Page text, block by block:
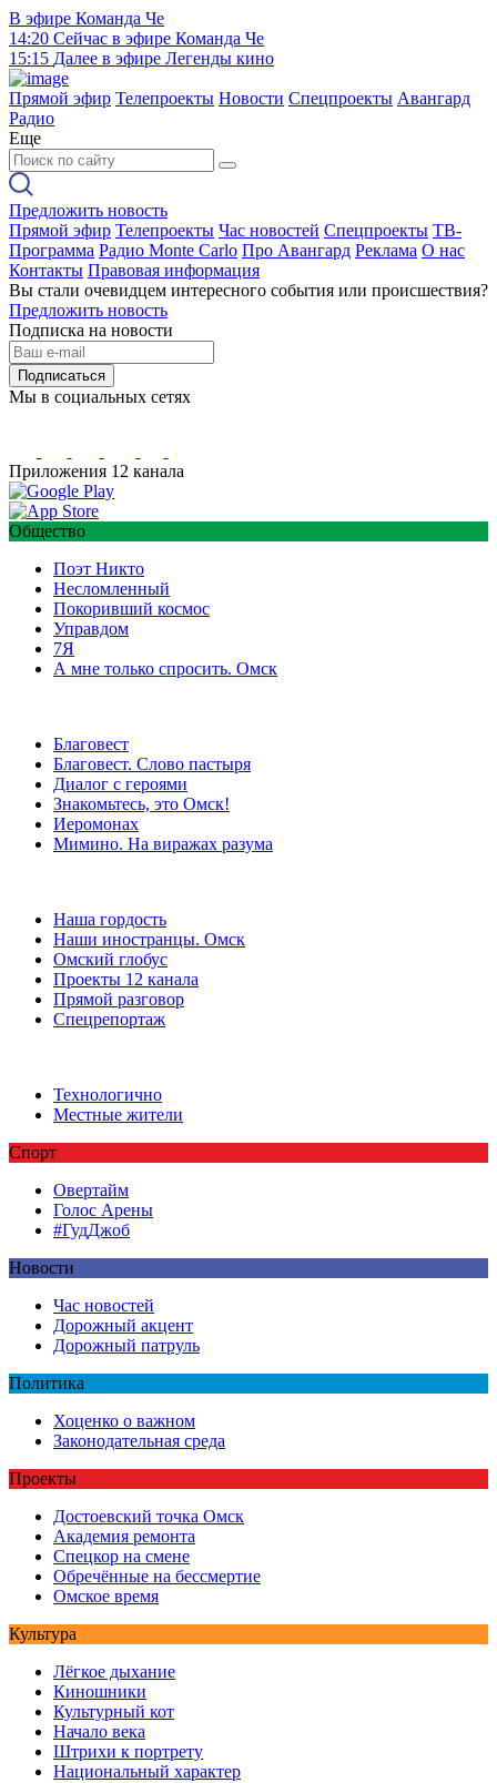
В эфире Команда Че
14:20 Сейчас в эфире Команда Че
15:15 Далее в эфире Легенды кино
Прямой эфир Телепроекты Новости Спецпроекты Авангард
Радио
Еще
Предложить новость
Прямой эфир Телепроекты Час новостей Спецпроекты ТВ-
Программа Радио Monte Carlo Про Авангард Реклама О нас
Контакты Правовая информация
Вы стали очевидцем интересного события или происшествия?
Предложить новость
Подписка на новости
Подписаться
Мы в социальных сетях
Приложения 12 канала
Общество
Поэт Никто
Несломленный
Покоривший космос
Управдом
7Я
А мне только спросить. Омск
Благовест
Благовест. Слово пастыря
Диалог с героями
Знакомьтесь, это Омск!
Иеромонах
Мимино. На виражах разума
Наша гордость
Наши иностранцы. Омск
Омский глобус
Проекты 12 канала
Прямой разговор
Спецрепортаж
Технологично
Местные жители
Спорт
Овертайм
Голос Арены
#ГудДжоб
Новости
Час новостей
Дорожный акцент
Дорожный патруль
Политика
Хоценко о важном
Законодательная среда
Проекты
Достоевский точка Омск
Академия ремонта
Спецкор на смене
Обречённые на бессмертие
Омское время
Культура
Лёгкое дыхание
Киношники
Культурный кот
Начало века
Штрихи к портрету
Национальный характер